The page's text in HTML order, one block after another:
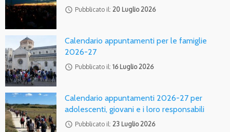
access_time Pubblicato il: 20 Luglio 2026
Calendario appuntamenti per le famiglie
2026-27
access_time Pubblicato il: 16 Luglio 2026
Calendario appuntamenti 2026-27 per
adolescenti, giovani e i loro responsabili
access_time Pubblicato il: 23 Luglio 2026